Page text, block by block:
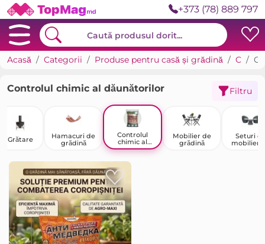
+373 (78) 889 797
Acasă Categorii Produse pentru casă și grădină Casa de tara, grădină și legumicultură Controlul chimic al dăunătorilor
Controlul chimic al dăunătorilor Filtru
Grătare
Hamacuri de
grădină
Controlul
chimic al
dăunătorilor
Mobilier de
grădină
Seturi
mobilier